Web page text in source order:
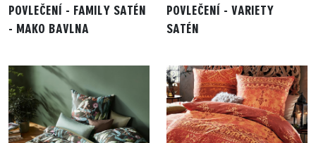
POVLEČENÍ - FAMILY SATÉN
- MAKO BAVLNA
POVLEČENÍ - VARIETY
SATÉN